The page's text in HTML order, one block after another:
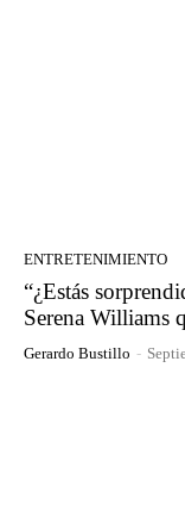
ENTRETENIMIENTO
“¿Estás
Serena Williams
Gerardo Bustillo -